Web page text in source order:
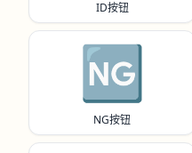
ID按钮
🆖
NG按钮